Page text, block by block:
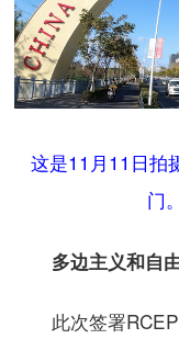
这是11月11日拍
门
多边主义和自
此次签署RCEP